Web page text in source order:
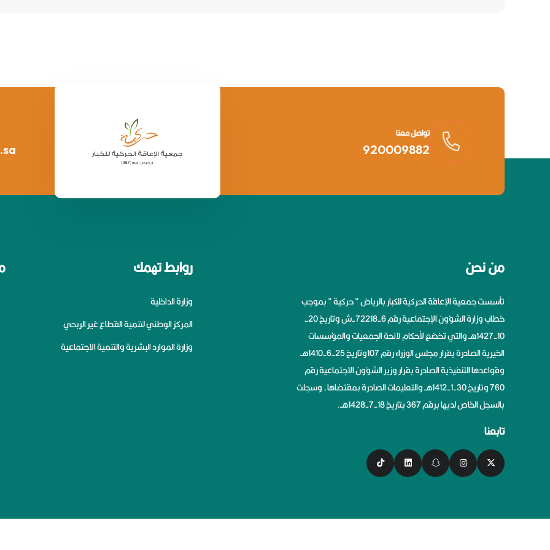
تواصل معنا
920009882
من نحن
تأسست جمعية الإعاقة الحركية للكبار بالرياض ” حركية ” بموجب
خطاب وزارة الشؤون الإجتماعية رقم 6-72218-ش وتاريخ 20-
10-1427هــ والتي تخضع لأحكام لائحة الجمعيات والمؤسسات
الخيرية الصادرة بقرار مجلس الوزراء رقم 107وتاريخ 25-6-1410هــ
وقواعدها التنفيذية الصادرة بقرار وزير الشؤون الاجتماعية رقم
760 وتاريخ 30-1-1412هــ والتعليمات الصادرة بمقتضاها، وسجلت
بالسجل الخاص لديها برقم 367 بتاريخ 18-7-1428هــ.
تابعنا
روابط تهمك
وزارة الداخلية
المركز الوطني لتنمية القطاع غير الربحي
وزارة الموارد البشرية والتنمية الاجتماعية